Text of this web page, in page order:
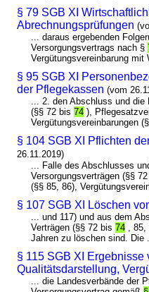
§ 79 SGB XI
Abrechnungsprüfungen
... daraus ergebenden
Versorgungsvertrags nach §
Vergütungsvereinbarung mit
§ 95 SGB XI
der Pflegekassen (vom
... 2. den Abschluss und
(§§ 72 bis74 ),
Vergütungsvereinbarungen
§ 104 SGB XI Pflichten
26.11.2019)
... Falle des Abschlusses
Versorgungsverträgen (§§
(§§ 85, 86),
§ 107 SGB XI Löschen
... und 117) und aus dem
Verträgen (§§ 72 bis74 ,
Jahren zu löschen sind. Die
§ 115 SGB XI Ergebnisse
Qualitätsdarstellung,
... die Landesverbände der